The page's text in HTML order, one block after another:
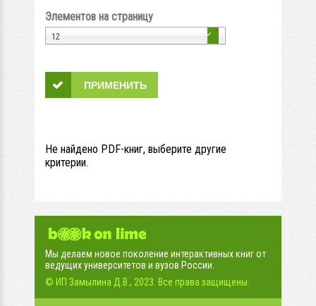
Элементов на страницу
12
Не найдено PDF-книг, выберите другие
критерии.
Мы делаем новое поколение интерактивных книг от
ведущих университетов и вузов России.
© ИП Замылина Д.В., 2023. Все права защищены.